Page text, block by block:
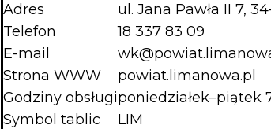
Adres
ul. Jana Pawła II 7,
Telefon
18 337 83 09
E-mail
Strona WWW
powiat.limanowa.pl
Godziny obsługiponiedziałek–piątek
Symbol tablic
LIM